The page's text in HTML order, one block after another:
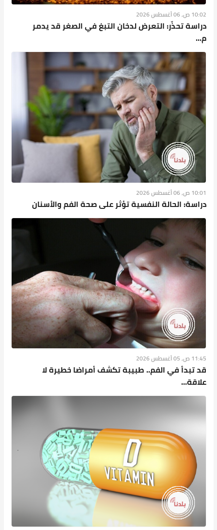
10:02 ص, 06 أغسطس 2026
دراسة تحذّر: التعرض لدخان التبغ في الصغر قد يدمر
م...
10:01 ص, 06 أغسطس 2026
دراسة: الحالة النفسية تؤثر على صحة الفم والأسنان
11:45 ص, 05 أغسطس 2026
قد تبدأ في الفم.. طبيبة تكشف أمراضا خطيرة لا
علاقة...